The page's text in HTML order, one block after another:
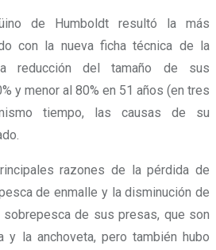
de Humboldt resultó la más
con la nueva ficha técnica de la
reducción del tamaño de sus
y menor al 80% en 51 años (en tres
tiempo, las causas de su
razones de la pérdida de
de enmalle y la disminución de
de sus presas, que son
y la anchoveta, pero también hubo